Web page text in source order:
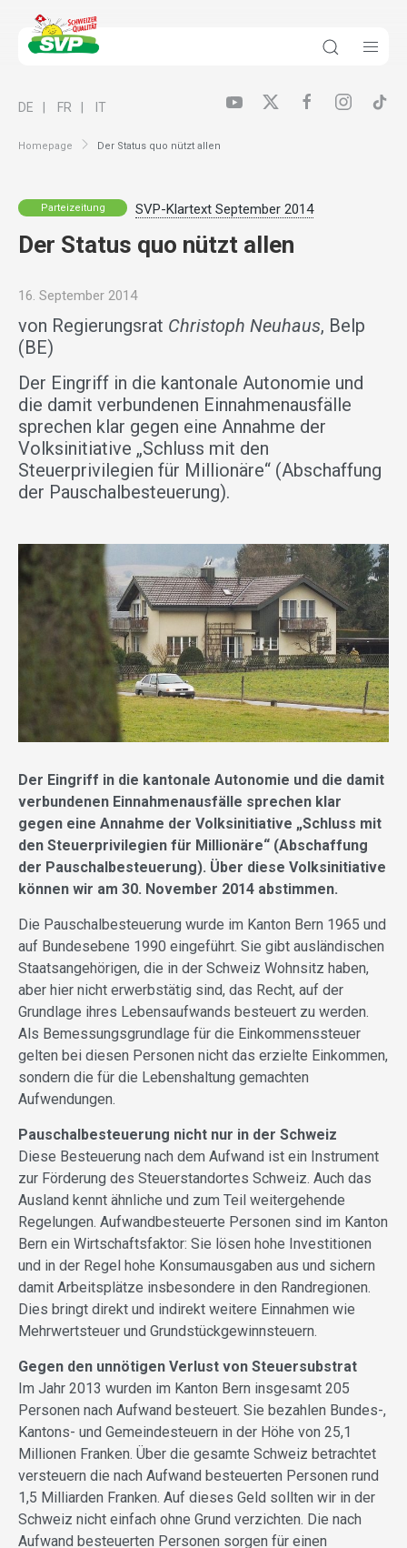
Homepage Der Status quo nützt allen
DE FR IT
Parteizeitung SVP-Klartext September 2014
Der Status quo nützt allen
16. September 2014
von Regierungsrat Christoph Neuhaus, Belp
(BE)
Der Eingriff in die kantonale Autonomie und
die damit verbundenen Einnahmenausfälle
sprechen klar gegen eine Annahme der
Volksinitiative „Schluss mit den
Steuerprivilegien für Millionäre“ (Abschaffung
der Pauschalbesteuerung).
Der Eingriff in die kantonale Autonomie und die damit
verbundenen Einnahmenausfälle sprechen klar
gegen eine Annahme der Volksinitiative „Schluss mit
den Steuerprivilegien für Millionäre“ (Abschaffung
der Pauschalbesteuerung). Über diese Volksinitiative
können wir am 30. November 2014 abstimmen.
Die Pauschalbesteuerung wurde im Kanton Bern 1965 und
auf Bundesebene 1990 eingeführt. Sie gibt ausländischen
Staatsangehörigen, die in der Schweiz Wohnsitz haben,
aber hier nicht erwerbstätig sind, das Recht, auf der
Grundlage ihres Lebensaufwands besteuert zu werden.
Als Bemessungsgrundlage für die Einkommenssteuer
gelten bei diesen Personen nicht das erzielte Einkommen,
sondern die für die Lebenshaltung gemachten
Aufwendungen.
Pauschalbesteuerung nicht nur in der Schweiz
Diese Besteuerung nach dem Aufwand ist ein Instrument
zur Förderung des Steuerstandortes Schweiz. Auch das
Ausland kennt ähnliche und zum Teil weitergehende
Regelungen. Aufwandbesteuerte Personen sind im Kanton
Bern ein Wirtschaftsfaktor: Sie lösen hohe Investitionen
und in der Regel hohe Konsumausgaben aus und sichern
damit Arbeitsplätze insbesondere in den Randregionen.
Dies bringt direkt und indirekt weitere Einnahmen wie
Mehrwertsteuer und Grundstückgewinnsteuern.
Gegen den unnötigen Verlust von Steuersubstrat
Im Jahr 2013 wurden im Kanton Bern insgesamt 205
Personen nach Aufwand besteuert. Sie bezahlen Bundes-,
Kantons- und Gemeindesteuern in der Höhe von 25,1
Millionen Franken. Über die gesamte Schweiz betrachtet
versteuern die nach Aufwand besteuerten Personen rund
1,5 Milliarden Franken. Auf dieses Geld sollten wir in der
Schweiz nicht einfach ohne Grund verzichten. Die nach
Aufwand besteuerten Personen sorgen für einen